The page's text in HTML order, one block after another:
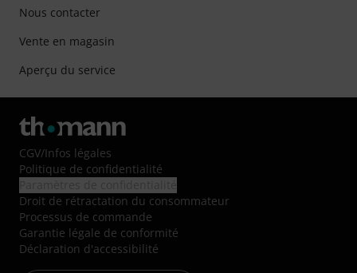
Nous contacter
Vente en magasin
Aperçu du service
CGV/Infos légales
Politique de confidentialité
Droit de rétractation du consommateur
Processus de commande
Garantie légale de conformité
Déclaration d'accessibilité